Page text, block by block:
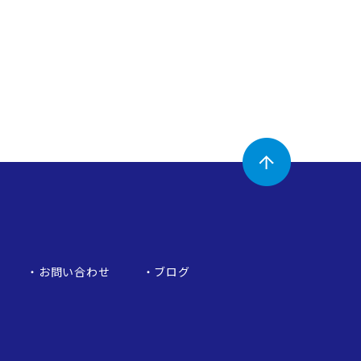
お問い合わせ ブログ